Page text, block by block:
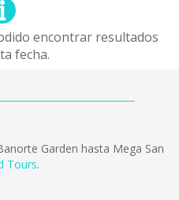
encontrar resultados
fecha.
Garden hasta Mega San
Tours.